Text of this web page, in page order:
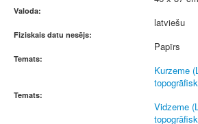
Valoda:
latviešu
Fiziskais datu nesējs:
Papīrs
Temats:
Kurzeme
Temats:
Vidzeme